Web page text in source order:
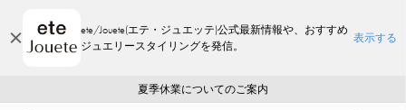
ete/Jouete(エテ・ジュエッテ)公式最新情報や、おすすめ
ジュエリースタイリングを発信。
表示する
採用のご案内
ご注文いただいたお品物のお届け状況について
夏季休業についてのご案内
WEB LIMITED ITEMS >>
採用のご案内
ご注文いただいたお品物のお届け状況について